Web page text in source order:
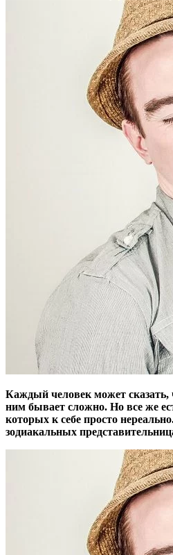
Каждый человек может сказать,
ним бывает сложно. Но все же
которых к себе просто
зодиакальных